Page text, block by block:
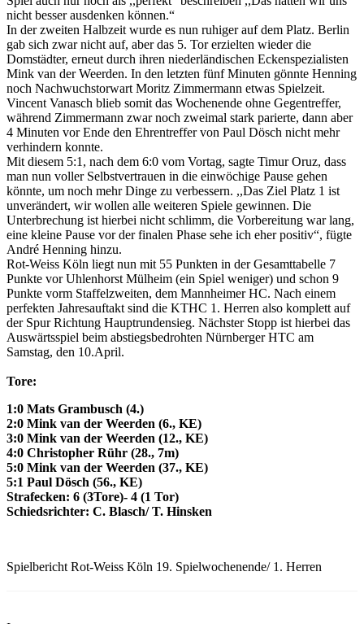
nicht besser ausdenken können.“
In der zweiten Halbzeit wurde es nun ruhiger auf dem Platz. Berlin
gab sich zwar nicht auf, aber das 5. Tor erzielten wieder die
Domstädter, erneut durch ihren niederländischen Eckenspezialisten
Mink van der Weerden. In den letzten fünf Minuten gönnte Henning
noch Nachwuchstorwart Moritz Zimmermann etwas Spielzeit.
Vincent Vanasch blieb somit das Wochenende ohne Gegentreffer,
während Zimmermann zwar noch zweimal stark parierte, dann aber
4 Minuten vor Ende den Ehrentreffer von Paul Dösch nicht mehr
verhindern konnte.
Mit diesem 5:1, nach dem 6:0 vom Vortag, sagte Timur Oruz, dass
man nun voller Selbstvertrauen in die einwöchige Pause gehen
könnte, um noch mehr Dinge zu verbessern. ,,Das Ziel Platz 1 ist
unverändert, wir wollen alle weiteren Spiele gewinnen. Die
Unterbrechung ist hierbei nicht schlimm, die Vorbereitung war lang,
eine kleine Pause vor der finalen Phase sehe ich eher positiv“, fügte
André Henning hinzu.
Rot-Weiss Köln liegt nun mit 55 Punkten in der Gesamttabelle 7
Punkte vor Uhlenhorst Mülheim (ein Spiel weniger) und schon 9
Punkte vorm Staffelzweiten, dem Mannheimer HC. Nach einem
perfekten Jahresauftakt sind die KTHC 1. Herren also komplett auf
der Spur Richtung Hauptrundensieg. Nächster Stopp ist hierbei das
Auswärtsspiel beim abstiegsbedrohten Nürnberger HTC am
Samstag, den 10.April.
Tore:
1:0 Mats Grambusch (4.)
2:0 Mink van der Weerden (6., KE)
3:0 Mink van der Weerden (12., KE)
4:0 Christopher Rühr (28., 7m)
5:0 Mink van der Weerden (37., KE)
5:1 Paul Dösch (56., KE)
Strafecken: 6 (3Tore)- 4 (1 Tor)
Schiedsrichter: C. Blasch/ T. Hinsken
Spielbericht Rot-Weiss Köln 19. Spielwochenende/ 1. Herren